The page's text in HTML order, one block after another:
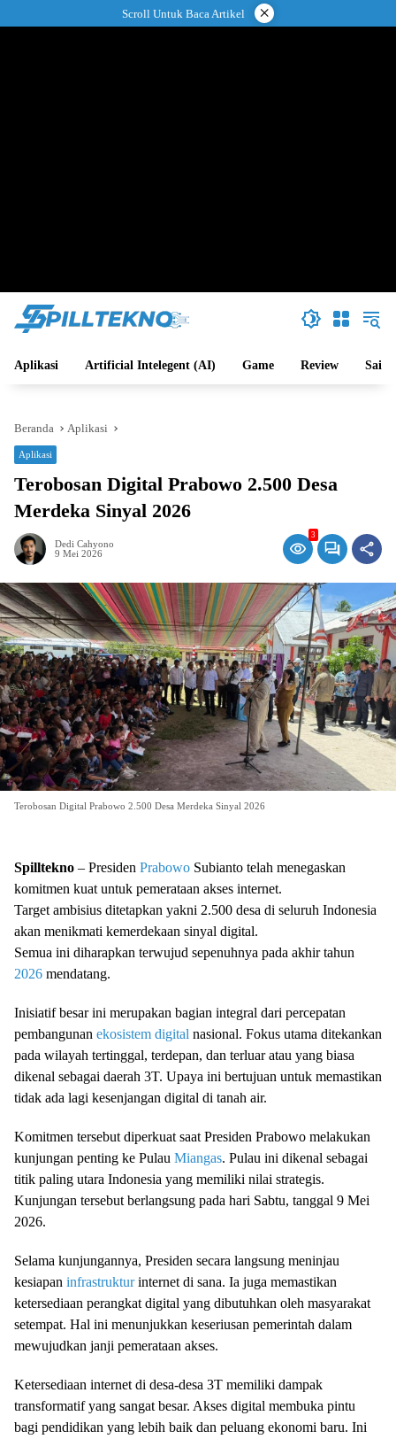
ke
Scroll Untuk Baca Artikel ×
Aplikasi Artificial Intelegent (AI) Game Review Sains
Beranda Aplikasi
Aplikasi
Terobosan Digital Prabowo 2.500 Desa
Merdeka Sinyal 2026
Dedi Cahyono
9 Mei 2026
3
Terobosan Digital Prabowo 2.500 Desa Merdeka Sinyal 2026
Spilltekno – Presiden Prabowo Subianto telah menegaskan
komitmen kuat untuk pemerataan akses internet.
Target ambisius ditetapkan yakni 2.500 desa di seluruh Indonesia
akan menikmati kemerdekaan sinyal digital.
Semua ini diharapkan terwujud sepenuhnya pada akhir tahun
2026 mendatang.
Inisiatif besar ini merupakan bagian integral dari percepatan
pembangunan ekosistem digital nasional. Fokus utama ditekankan
pada wilayah tertinggal, terdepan, dan terluar atau yang biasa
dikenal sebagai daerah 3T. Upaya ini bertujuan untuk memastikan
tidak ada lagi kesenjangan digital di tanah air.
Komitmen tersebut diperkuat saat Presiden Prabowo melakukan
kunjungan penting ke Pulau Miangas. Pulau ini dikenal sebagai
titik paling utara Indonesia yang memiliki nilai strategis.
Kunjungan tersebut berlangsung pada hari Sabtu, tanggal 9 Mei
2026.
Selama kunjungannya, Presiden secara langsung meninjau
kesiapan infrastrukturinternet di sana. Ia juga memastikan
ketersediaan perangkat digital yang dibutuhkan oleh masyarakat
setempat. Hal ini menunjukkan keseriusan pemerintah dalam
mewujudkan janji pemerataan akses.
Ketersediaan internet di desa-desa 3T memiliki dampak
transformatif yang sangat besar. Akses digital membuka pintu
bagi pendidikan yang lebih baik dan peluang ekonomi baru. Ini